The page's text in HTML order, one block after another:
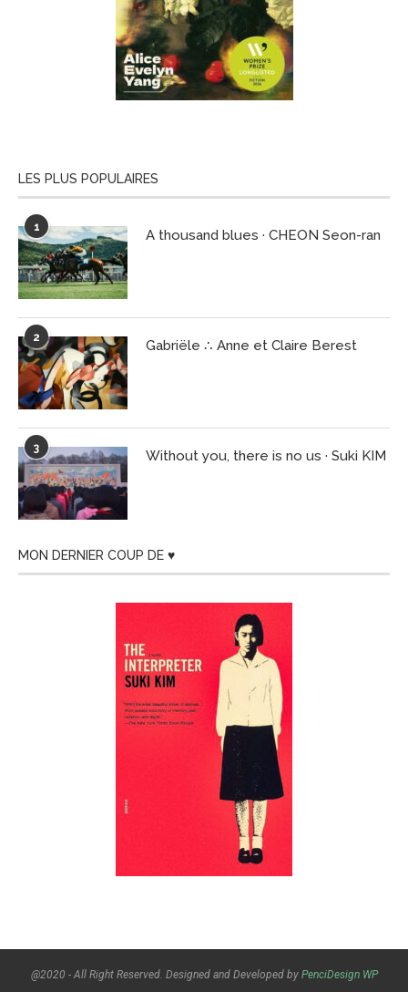
LES PLUS POPULAIRES
1 A thousand blues · CHEON Seon-ran
2 Gabriële ∴ Anne et Claire Berest
3 Without you, there is no us · Suki KIM
MON DERNIER COUP DE ♥
@2020 - All Right Reserved. Designed and Developed by PenciDesign WP